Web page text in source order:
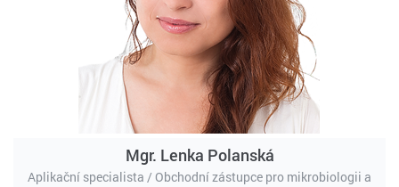
Mgr. Lenka Polanská
Aplikační specialista / Obchodní zástupce pro mikrobiologii a